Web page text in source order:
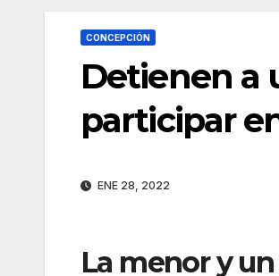
CONCEPCIÓN
Detienen a
participar
ENE 28, 2022
La menor y